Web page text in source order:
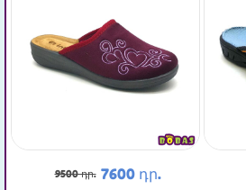
7600 դր.
9500 դր.